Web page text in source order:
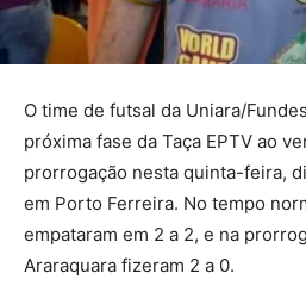
O time de futsal da Uniara/
próxima fase da Taça EPTV ao
prorrogação nesta quinta-feira,
em Porto Ferreira. No tempo
empataram em 2 a 2, e na
Araraquara fizeram 2 a 0.